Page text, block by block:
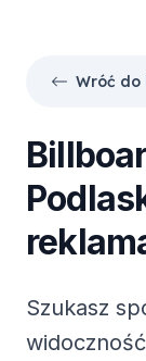
Wróć do
Szukasz